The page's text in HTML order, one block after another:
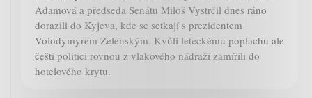
Adamová a předseda Senátu Miloš Vystrčil dnes ráno
dorazili do Kyjeva, kde se setkají s prezidentem
Volodymyrem Zelenským. Kvůli leteckému poplachu ale
čeští politici rovnou z vlakového nádraží zamířili do
hotelového krytu.